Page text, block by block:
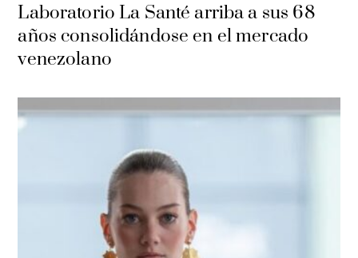
Laboratorio La Santé arriba a sus 68
años consolidándose en el mercado
venezolano